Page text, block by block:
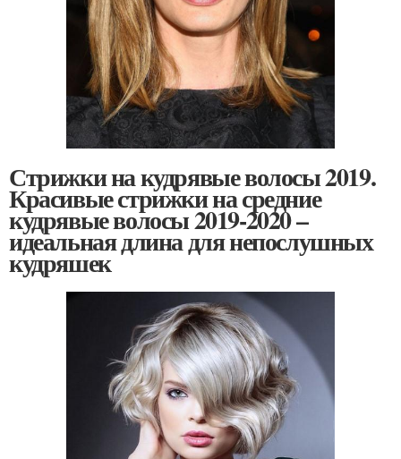
Стрижки на кудрявые волосы 2019.
Красивые стрижки на средние
кудрявые волосы 2019-2020 –
идеальная длина для непослушных
кудряшек